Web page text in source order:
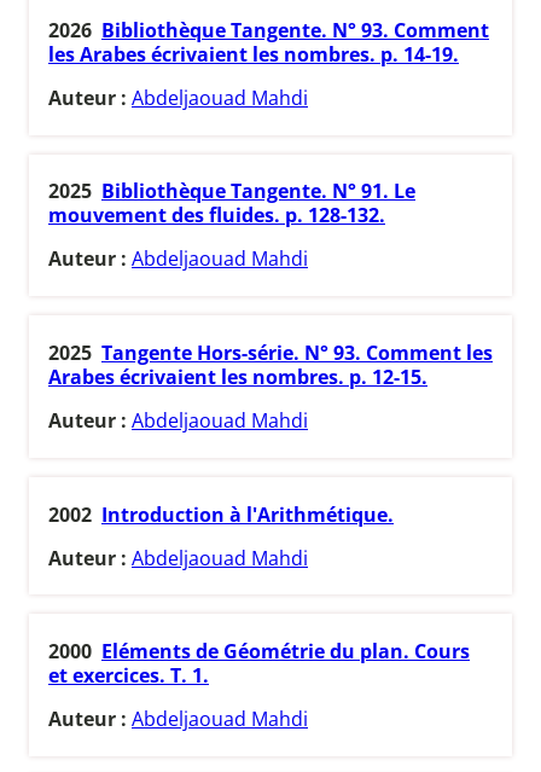
2026 Bibliothèque Tangente. N° 93. Comment
les Arabes écrivaient les nombres. p. 14-19.
Auteur : Abdeljaouad Mahdi
2025 Bibliothèque Tangente. N° 91. Le
mouvement des fluides. p. 128-132.
Auteur : Abdeljaouad Mahdi
2025 Tangente Hors-série. N° 93. Comment les
Arabes écrivaient les nombres. p. 12-15.
Auteur : Abdeljaouad Mahdi
2002 Introduction à l'Arithmétique.
Auteur : Abdeljaouad Mahdi
2000 Eléments de Géométrie du plan. Cours
et exercices. T. 1.
Auteur : Abdeljaouad Mahdi